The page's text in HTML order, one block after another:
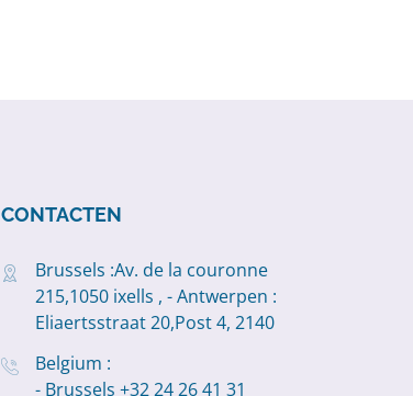
CONTACTEN
Brussels :Av. de la couronne
215,1050 ixells , - Antwerpen :
Eliaertsstraat 20,Post 4, 2140
Belgium :
- Brussels +32 24 26 41 31